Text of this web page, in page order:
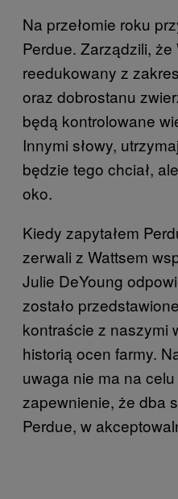
Na przełomie roku
Perdue. Zarządzili, że
reedukowany z
oraz dobrostanu
będą kontrolowane
Innymi słowy,
będzie tego chciał,
oko.
Kiedy zapytałem
zerwali z Wattsem
Julie DeYoung
zostało
kontraście z naszymi
historią ocen farmy.
uwaga nie ma na
zapewnienie, że dba
Perdue, w